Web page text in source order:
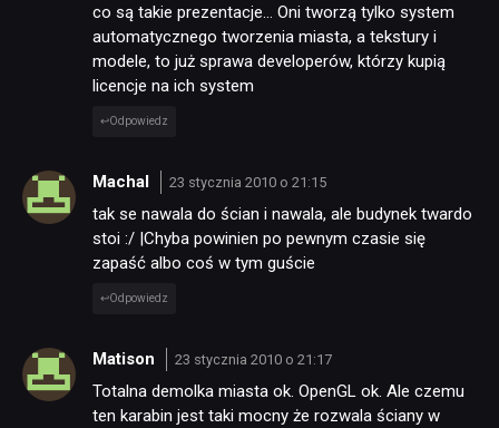
co są takie prezentacje… Oni tworzą tylko system
automatycznego tworzenia miasta, a tekstury i
modele, to już sprawa developerów, którzy kupią
licencje na ich system
Odpowiedz
Machal 23 stycznia 2010 o 21:15
tak se nawala do ścian i nawala, ale budynek twardo
stoi :/ |Chyba powinien po pewnym czasie się
zapaść albo coś w tym guście
Odpowiedz
Matison 23 stycznia 2010 o 21:17
Totalna demolka miasta ok. OpenGL ok. Ale czemu
ten karabin jest taki mocny że rozwala ściany w